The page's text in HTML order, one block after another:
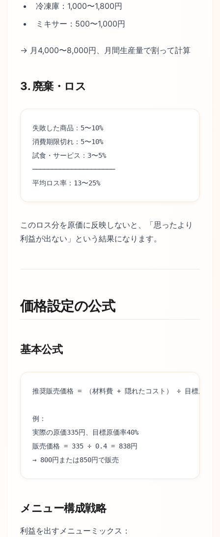
冷凍庫：1,000〜1,800円
ミキサー：500〜1,000円
→ 月4,000〜8,000円、月間生産量で割って計算
3. 廃棄・ロス
失敗した商品：5〜10%
消費期限切れ：5〜10%
試食・サービス：3〜5%
─────────────────────
平均ロス率：13〜25%
このロス分を原価に反映しないと、「思ったより
利益が出ない」という結果になります。
価格設定の公式
基本公式
推奨販売価格 = （材料費 + 隠れたコスト） ÷ 目標原価率
例：
実際の原価335円、目標原価率40%
販売価格 = 335 ÷ 0.4 = 838円
→ 800円または850円で販売
メニュー構成戦略
利益を出すメニューミックス：